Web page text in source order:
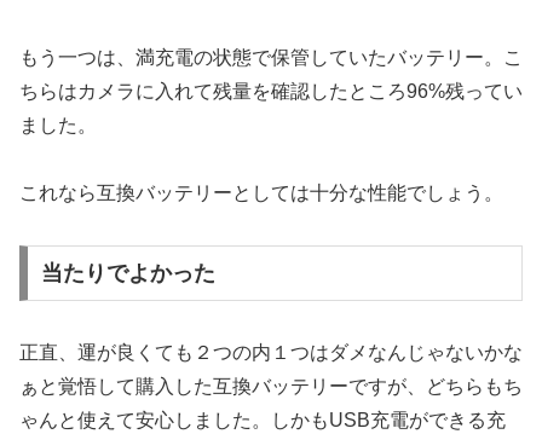
もう一つは、満充電の状態で保管していたバッテリー。こ
ちらはカメラに入れて残量を確認したところ96%残ってい
ました。
これなら互換バッテリーとしては十分な性能でしょう。
当たりでよかった
正直、運が良くても２つの内１つはダメなんじゃないかな
ぁと覚悟して購入した互換バッテリーですが、どちらもち
ゃんと使えて安心しました。しかもUSB充電ができる充